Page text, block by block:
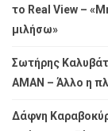
το Real View –
μιλήσω»
Σωτήρης
ΑΜΑΝ – Άλλο η
Δάφνη